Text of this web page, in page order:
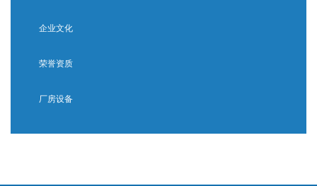
企业文化
荣誉资质
厂房设备